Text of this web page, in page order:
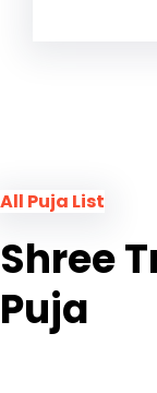
All Puja List
Shree
Puja